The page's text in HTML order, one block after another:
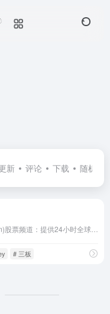
新 评论 下载 随机
# 三板